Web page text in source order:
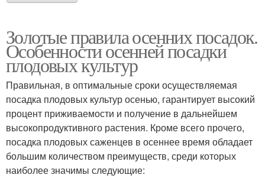
Золотые правила осенних посадок.
Особенности осенней посадки
плодовых культур
Правильная, в оптимальные сроки осуществляемая
посадка плодовых культур осенью, гарантирует высокий
процент приживаемости и получение в дальнейшем
высокопродуктивного растения. Кроме всего прочего,
посадка плодовых саженцев в осеннее время обладает
большим количеством преимуществ, среди которых
наиболее значимы следующие: